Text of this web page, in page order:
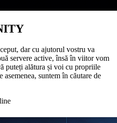
dar cu ajutorul vostru va
servere active, însă în viitor vom
puteți alătura și voi cu propriile
suntem în căutare de